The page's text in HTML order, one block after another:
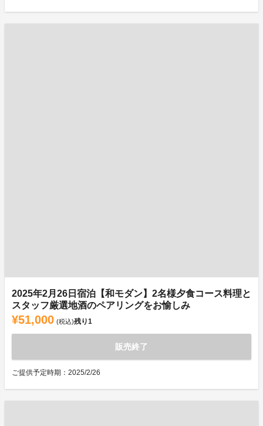
2025年2月26日宿泊【和モダン】2名様夕食コース料理と
スタッフ厳選地酒のペアリングをお愉しみ
¥51,000 (税込)残り1
販売終了
ご提供予定時期：2025/2/26